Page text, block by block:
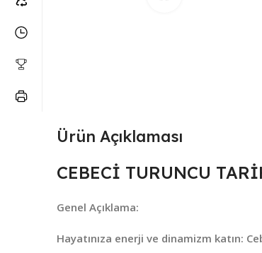
Ürün Açıklaması
CEBECİ TURUNCU
Genel Açıklama:
Hayatınıza enerji ve dinamizm katın: